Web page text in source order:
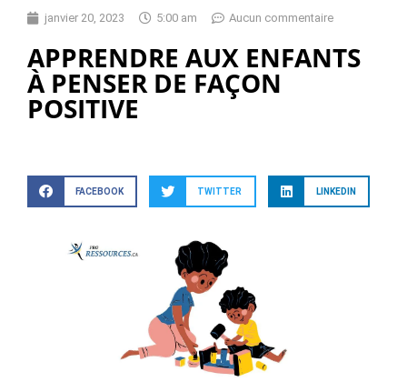
janvier 20, 2023 5:00 am Aucun commentaire
APPRENDRE AUX ENFANTS
À PENSER DE FAÇON
POSITIVE
FACEBOOK TWITTER LINKEDIN